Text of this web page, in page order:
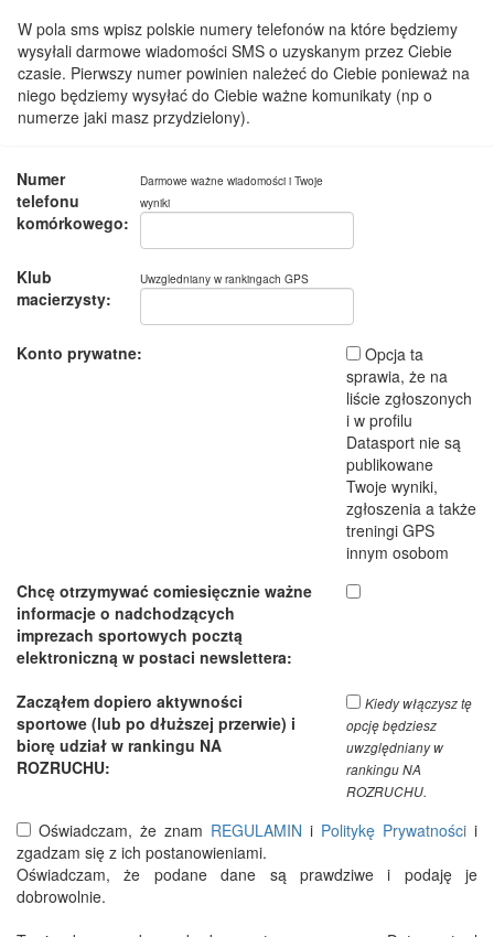
W pola sms wpisz polskie numery telefonów na które będziemy
wysyłali darmowe wiadomości SMS o uzyskanym przez Ciebie
czasie. Pierwszy numer powinien należeć do Ciebie ponieważ na
niego będziemy wysyłać do Ciebie ważne komunikaty (np o
numerze jaki masz przydzielony).
Numer
telefonu
komórkowego:
Darmowe ważne wiadomości i Twoje
wyniki
Klub
macierzysty:
Uwzgledniany w rankingach GPS
Konto prywatne:
Opcja ta
sprawia, że na
liście zgłoszonych
i w profilu
Datasport nie są
publikowane
Twoje wyniki,
zgłoszenia a także
treningi GPS
innym osobom
Chcę otrzymywać comiesięcznie ważne
informacje o nadchodzących
imprezach sportowych pocztą
elektroniczną w postaci newslettera:
Zacząłem dopiero aktywności
sportowe (lub po dłuższej przerwie) i
biorę udział w rankingu NA
ROZRUCHU:
Kiedy włączysz tę
opcję będziesz
uwzględniany w
rankingu NA
ROZRUCHU.
Oświadczam, że znam REGULAMIN i Politykę Prywatności i
zgadzam się z ich postanowieniami.
Oświadczam, że podane dane są prawdziwe i podaję je
dobrowolnie.